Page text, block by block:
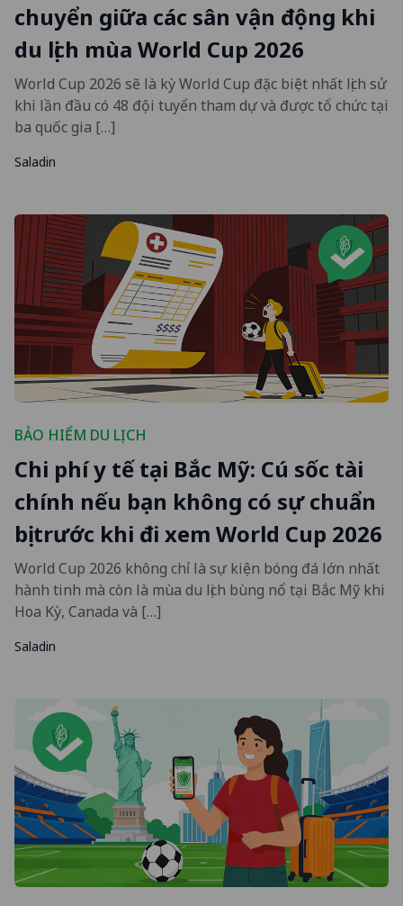
chuyển giữa các sân vận động khi
du lịch mùa World Cup 2026
World Cup 2026 sẽ là kỳ World Cup đặc biệt nhất lịch sử
khi lần đầu có 48 đội tuyển tham dự và được tổ chức tại
ba quốc gia […]
Saladin
BẢO HIỂM DU LỊCH
Chi phí y tế tại Bắc Mỹ: Cú sốc tài
chính nếu bạn không có sự chuẩn
bị trước khi đi xem World Cup 2026
World Cup 2026 không chỉ là sự kiện bóng đá lớn nhất
hành tinh mà còn là mùa du lịch bùng nổ tại Bắc Mỹ khi
Hoa Kỳ, Canada và […]
Saladin